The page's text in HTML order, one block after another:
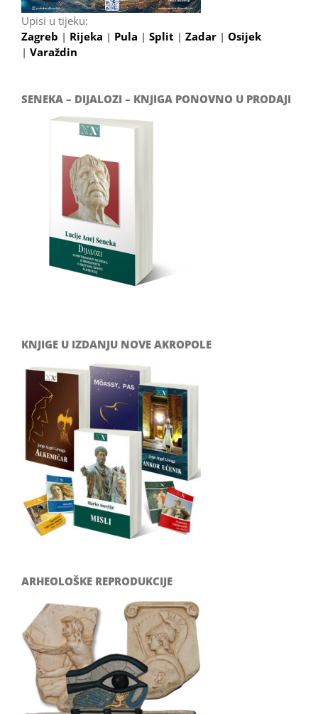
Upisi u tijeku:
Zagreb | Rijeka | Pula | Split | Zadar | Osijek
| Varaždin
SENEKA – DIJALOZI – KNJIGA PONOVNO U PRODAJI
KNJIGE U IZDANJU NOVE AKROPOLE
ARHEOLOŠKE REPRODUKCIJE